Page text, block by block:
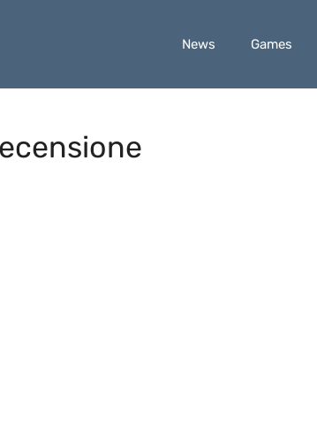
News Games